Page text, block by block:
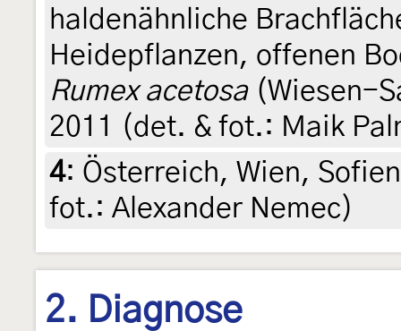
haldenähnliche
Heidepflanzen, offenen
Rumex acetosa(Wiesen-
2011 (det. & fot.: Maik
4: Österreich, Wien,
fot.: Alexander Nemec)
2. Diagnose